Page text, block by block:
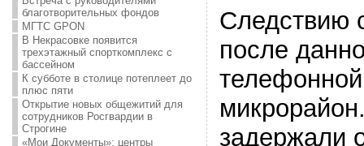
благотворительных фондов
МГТС GPON
В Некрасовке появится
трехэтажный спорткомплекс с
бассейном
К субботе в столице потеплеет до
плюс пяти
Открытие новых общежитий для
сотрудников Росгвардии в
Строгине
«Мои Документы»: центры
Следствию
после
задержали